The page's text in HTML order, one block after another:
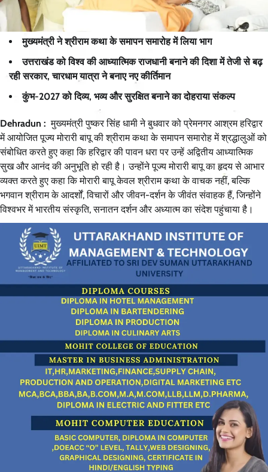
मुख्यमंत्री ने श्रीराम कथा के समापन समारोह में लिया भाग
उत्तराखंड को विश्व की आध्यात्मिक राजधानी बनाने की दिशा में तेजी से बढ़
रही सरकार, चारधाम यात्रा ने बनाए नए कीर्तिमान
कुंभ-2027 को दिव्य, भव्य और सुरक्षित बनाने का दोहराया संकल्प
Dehradun : मुख्यमंत्री पुष्कर सिंह धामी ने बुधवार को प्रेमनगर आश्रम हरिद्वार
में आयोजित पूज्य मोरारी बापू की श्रीराम कथा के समापन समारोह में श्रद्धालुओं को
संबोधित करते हुए कहा कि हरिद्वार की पावन धरा पर उन्हें अद्वितीय आध्यात्मिक
सुख और आनंद की अनुभूति हो रही है। उन्होंने पूज्य मोरारी बापू का हृदय से आभार
व्यक्त करते हुए कहा कि मोरारी बापू केवल श्रीराम कथा के वाचक नहीं, बल्कि
भगवान श्रीराम के आदर्शों, विचारों और जीवन-दर्शन के जीवंत संवाहक हैं, जिन्होंने
विश्वभर में भारतीय संस्कृति, सनातन दर्शन और अध्यात्म का संदेश पहुंचाया है।